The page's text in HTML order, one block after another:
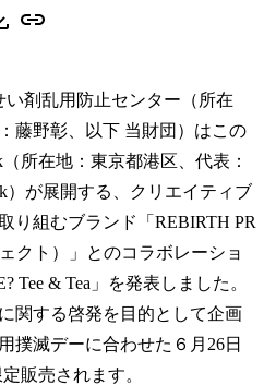
剤乱用防止センター（所在
藤野彰、以下 当財団）はこの
所在地：東京都港区、代表：
）が展開する、クリエイティブ
り組むブランド「REBIRTH PR
クト）」とのコラボレーショ
Tee & Tea」を発表しました。
関する啓発を目的として企画
撲滅デーに合わせた６月26日
販売されます。